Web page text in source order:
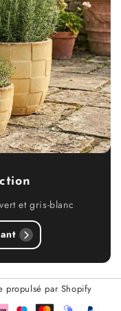
et gris-blanc
propulsé par Shopify